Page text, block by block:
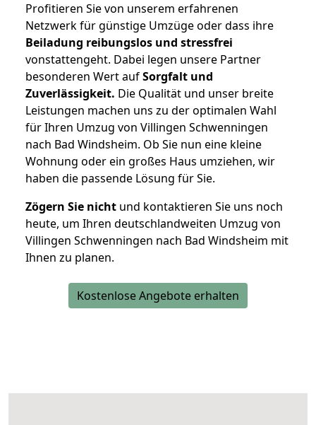
Profitieren Sie von unserem erfahrenen
Netzwerk für günstige Umzüge oder dass ihre
Beiladung reibungslos und stressfrei
vonstattengeht. Dabei legen unsere Partner
besonderen Wert aufSorgfalt und
Zuverlässigkeit. Die Qualität und unser breite
Leistungen machen uns zu der optimalen Wahl
für Ihren Umzug von Villingen Schwenningen
nach Bad Windsheim. Ob Sie nun eine kleine
Wohnung oder ein großes Haus umziehen, wir
haben die passende Lösung für Sie.
Zögern Sie nicht und kontaktieren Sie uns noch
heute, um Ihren deutschlandweiten Umzug von
Villingen Schwenningen nach Bad Windsheim mit
Ihnen zu planen.
Kostenlose Angebote erhalten